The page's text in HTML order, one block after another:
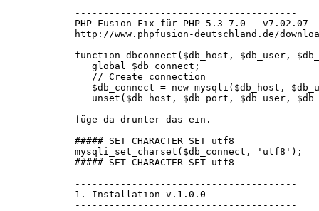
---------------------------------------
PHP-Fusion Fix für PHP 5.3-7.0 - v7.02.07
http://www.phpfusion-deutschland.de/
function dbconnect($db_host, $db_user,
global $db_connect;
// Create connection
$db_connect = new mysqli($db_host,
unset($db_host, $db_port, $db_user,
füge da drunter das ein.
##### SET CHARACTER SET utf8
mysqli_set_charset($db_connect, 'utf8');
##### SET CHARACTER SET utf8
---------------------------------------
1. Installation v.1.0.0
---------------------------------------